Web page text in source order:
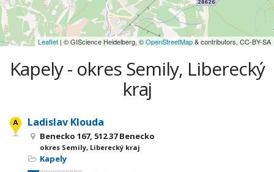
Leaflet | © GIScience Heidelberg, ©OpenStreetMap& contributors, CC-BY-SA
Kapely - okres Semily, Liberecký
kraj
Ladislav Klouda
Benecko 167, 512 37 Benecko
okres Semily, Liberecký kraj
Kapely